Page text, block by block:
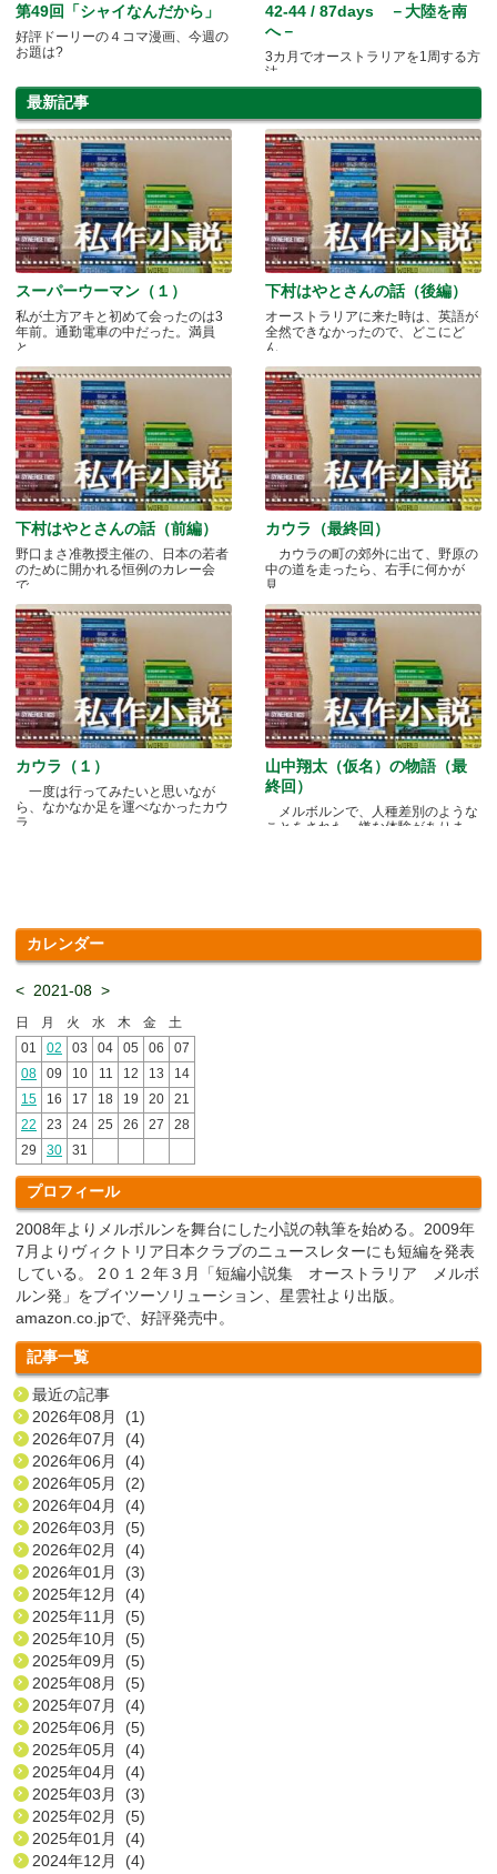
第49回「シャイなんだから」
好評ドーリーの４コマ漫画、今週の
お題は?
42-44 / 87days －大陸を南
へ－
3カ月でオーストラリアを1周する方
法
最新記事
スーパーウーマン（１）
私が土方アキと初めて会ったのは3
年前。通勤電車の中だった。満員
と.....
下村はやとさんの話（後編）
オーストラリアに来た時は、英語が
全然できなかったので、どこにど
ん.....
下村はやとさんの話（前編）
野口まさ准教授主催の、日本の若者
のために開かれる恒例のカレー会
で.....
カウラ（最終回）
カウラの町の郊外に出て、野原の
中の道を走ったら、右手に何かが
見.....
カウラ（１）
一度は行ってみたいと思いなが
ら、なかなか足を運べなかったカウ
ラ.....
山中翔太（仮名）の物語（最
終回）
メルボルンで、人種差別のような
ことをされた、嫌な体験がありま
カレンダー
< 2021-08 >
日 月 火 水 木 金
土
01
02 03 04 05 06
07
08
09 10 11 12 13
14
15
16 17 18 19 20
21
22
23 24 25 26 27
28
29
30 31
プロフィール
2008年よりメルボルンを舞台にした小説の執筆を始める。2009年
7月よりヴィクトリア日本クラブのニュースレターにも短編を発表
している。 2０１２年３月「短編小説集 オーストラリア メルボ
ルン発」をブイツーソリューション、星雲社より出版。
amazon.co.jpで、好評発売中。
記事一覧
最近の記事
2026年08月 (1)
2026年07月 (4)
2026年06月 (4)
2026年05月 (2)
2026年04月 (4)
2026年03月 (5)
2026年02月 (4)
2026年01月 (3)
2025年12月 (4)
2025年11月 (5)
2025年10月 (5)
2025年09月 (5)
2025年08月 (5)
2025年07月 (4)
2025年06月 (5)
2025年05月 (4)
2025年04月 (4)
2025年03月 (3)
2025年02月 (5)
2025年01月 (4)
2024年12月 (4)